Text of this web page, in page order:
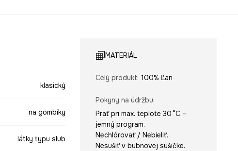
klasický
na gombíky
látky typu slub
MATERIÁL
Celý produkt: 100% Ľan
Pokyny na údržbu:
Prať pri max. teplote 30 °C –
jemný program.
Nechlórovať / Nebieliť.
Nesušiť v bubnovej sušičke.